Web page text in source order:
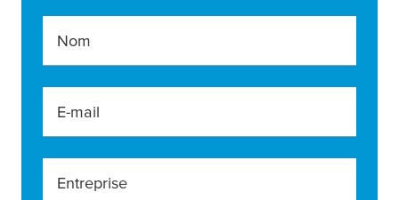
Nom
E-mail
Entreprise